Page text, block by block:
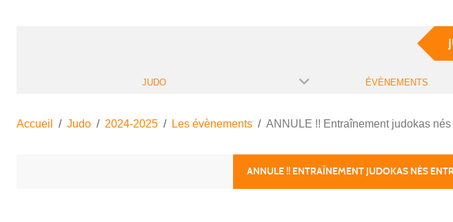
JUDO ÉVÈNEMENTS
Accueil Judo 2024-2025 Les évènements ANNULE !! Entraînement judokas
ANNULE !! ENTRAÎNEMENT JUDOKAS NÉS